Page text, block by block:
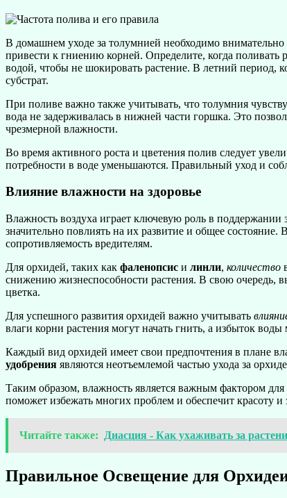
В домашнем уходе за толумнией необходимо
привести к гниению корней. Определите, когда
водой, чтобы не шокировать растение. В летний период,
субстрат.
При поливе важно также учитывать, что толумния
вода не задерживалась в нижней части горшка. Это
чрезмерной влажности.
Во время активного роста и цветения полив следует
потребности в воде уменьшаются. Правильный уход и
Влияние влажности на здоровье
Влажность воздуха играет ключевую роль в поддержании
значительно повлиять на их развитие и общее
сопротивляемость вредителям.
Для орхидей, таких как фаленопсис и линли, количество
снижению жизнеспособности растения. В свою очередь,
цветка.
Для успешного развития орхидей важно учитывать
влаги корни растения могут начать гнить, а избыток
Каждый вид орхидей имеет свои предпочтения в плане
удобрения являются неотъемлемой частью ухода за
Таким образом, влажность является важным фактором
поможет избежать многих проблем и обеспечит красоту и
Читайте также: Диасция - Как ухаживать за
Правильное Освещение для